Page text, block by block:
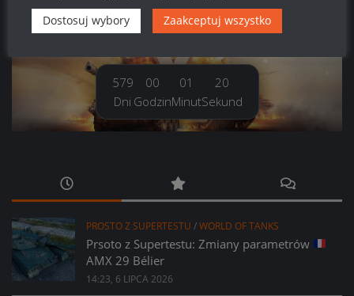
579
Dni
00
Godzin
01
Minut
21
Sekund
PROSTO Z SUPERTESTU /WORLD OF TANKS
Prsoto z Supertestu: Zmiany parametrów
AMX 29 Bélier
14:23, 6 LIPCA 2026
Dostosuj wybory Zaakceptuj wszystko